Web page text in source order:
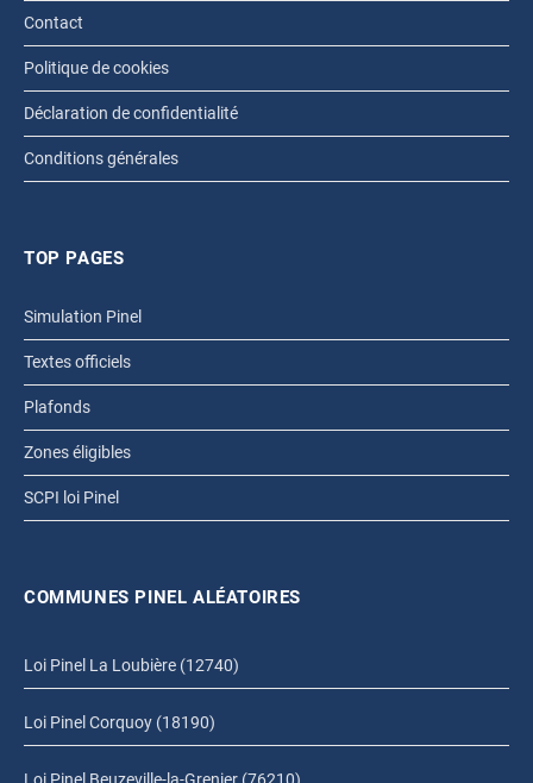
Contact
Politique de cookies
Déclaration de confidentialité
Conditions générales
TOP PAGES
Simulation Pinel
Textes officiels
Plafonds
Zones éligibles
SCPI loi Pinel
COMMUNES PINEL ALÉATOIRES
Loi Pinel La Loubière (12740)
Loi Pinel Corquoy (18190)
Loi Pinel Beuzeville-la-Grenier (76210)